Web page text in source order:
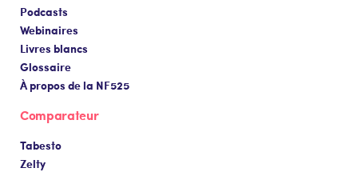
Podcasts
Webinaires
Livres blancs
Glossaire
À propos de la NF525
Comparateur
Tabesto
Zelty